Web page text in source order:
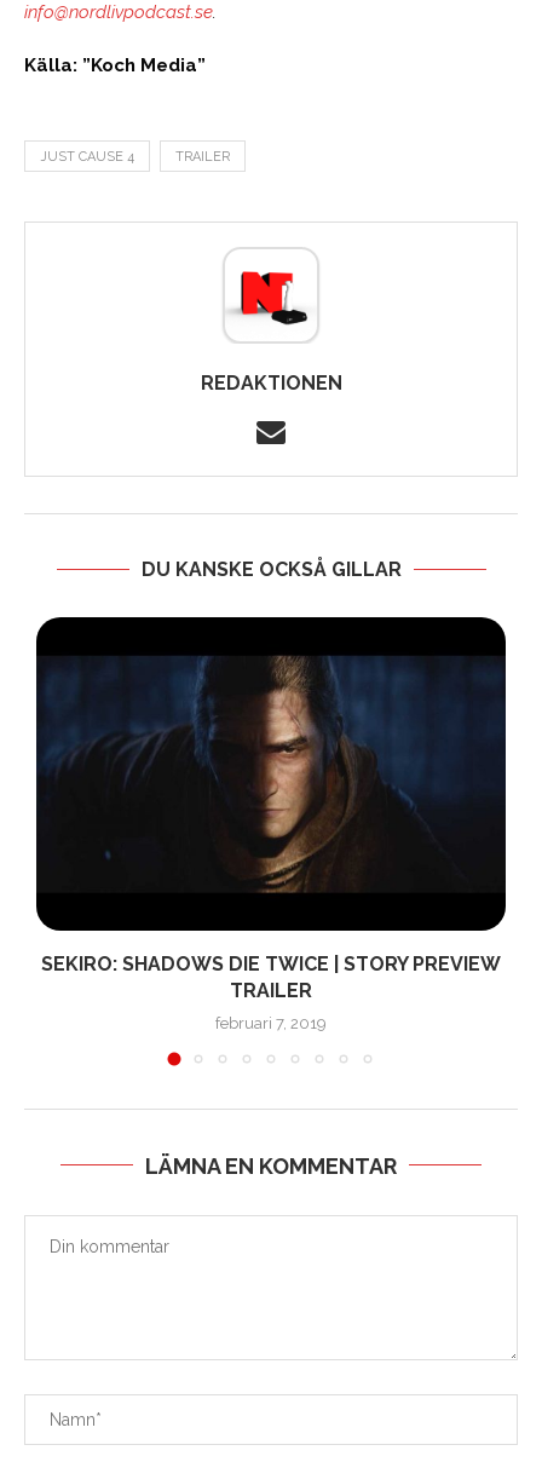
info@nordlivpodcast.se.
Källa: ”Koch Media”
JUST CAUSE 4 TRAILER
REDAKTIONEN
DU KANSKE OCKSÅ GILLAR
SEKIRO: SHADOWS DIE TWICE | STORY PREVIEW
TRAILER
februari 7, 2019
LÄMNA EN KOMMENTAR